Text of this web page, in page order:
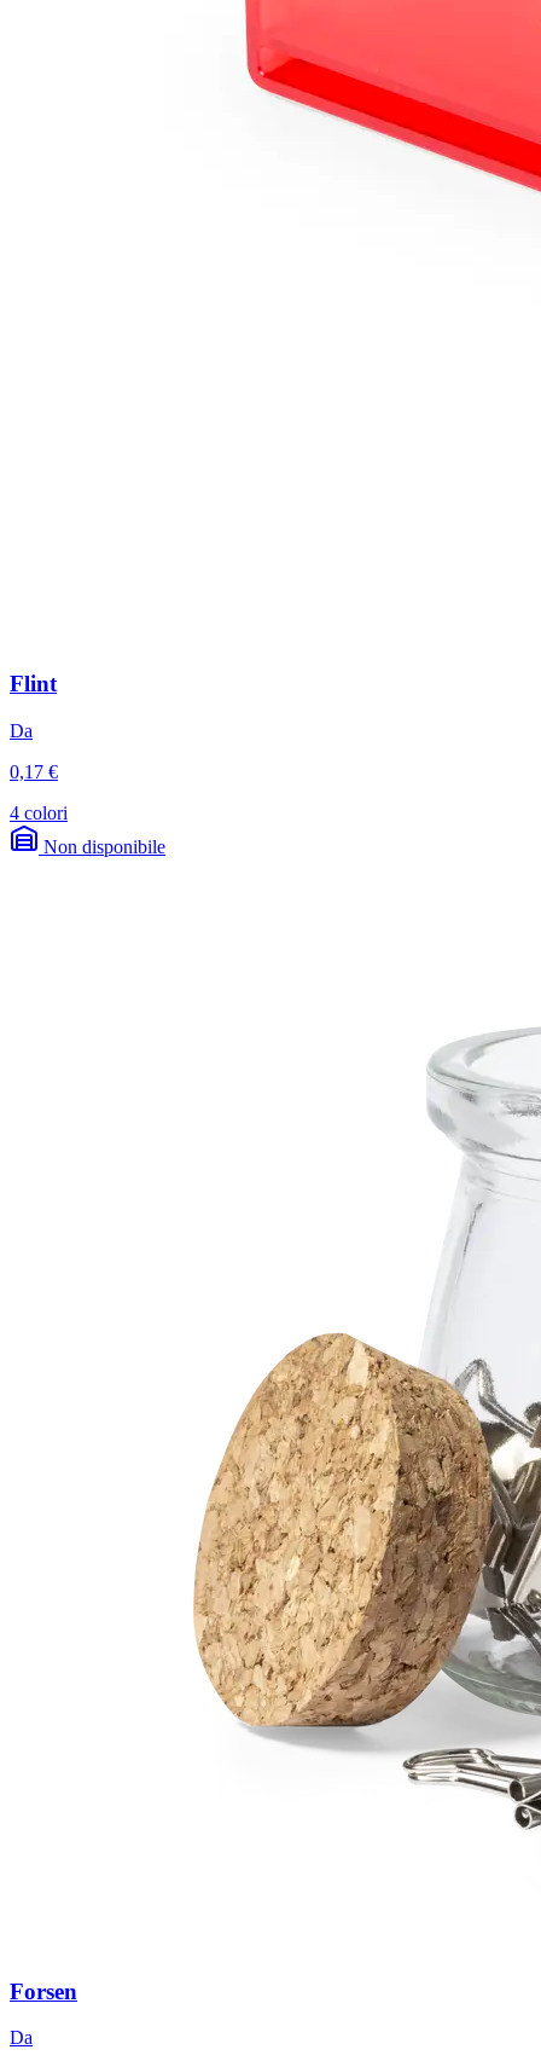
Flint
Da
0,17 €
4 colori
Non disponibile
Forsen
Da